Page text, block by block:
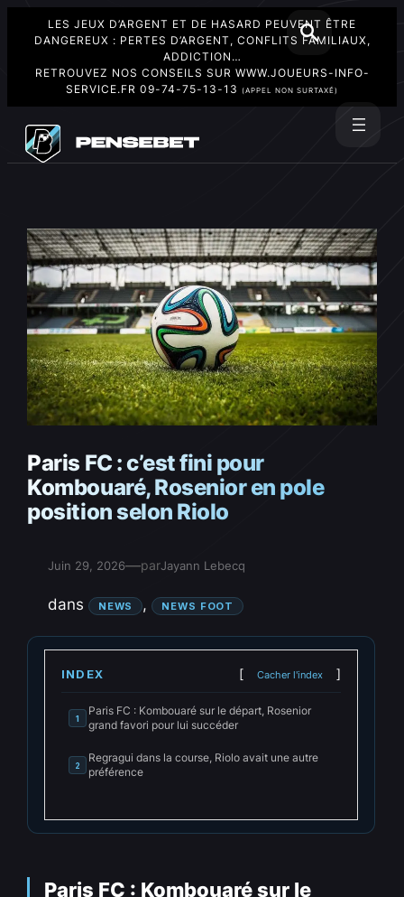
LES JEUX D’ARGENT ET DE HASARD PEUVENT ÊTRE
DANGEREUX : PERTES D’ARGENT, CONFLITS FAMILIAUX,
ADDICTION…
RETROUVEZ NOS CONSEILS SUR WWW.JOUEURS-INFO-
SERVICE.FR 09-74-75-13-13 (APPEL NON SURTAXÉ)
contenu
Paris FC : c’est fini pour
Kombouaré, Rosenior en pole
position selon Riolo
Juin 29, 2026—parJayann Lebecq
dans NEWS , NEWS FOOT
INDEX Cacher l'index
1
Paris FC : Kombouaré sur le départ, Rosenior
grand favori pour lui succéder
2
Regragui dans la course, Riolo avait une autre
préférence
Paris FC : Kombouaré sur le